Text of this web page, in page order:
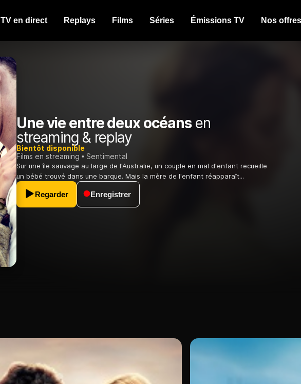
TV en direct Replays Films Séries Émissions TV Nos offres
Une vie entre deux océansen
streaming & replay
Bientôt disponible
Films en streaming
Sentimental
Sur une île sauvage au large de l'Australie, un couple en mal d'enfant recueille
un bébé trouvé dans une barque. Mais la mère de l'enfant réapparaît...
Regarder Enregistrer